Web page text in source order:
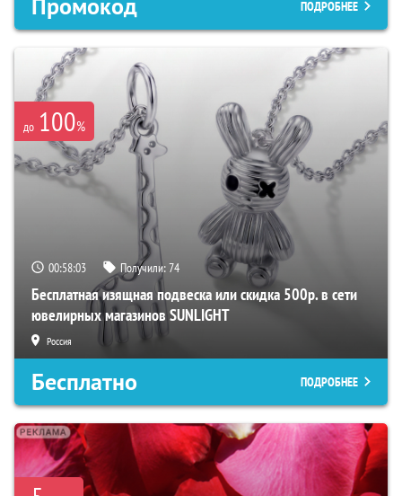
Промокод ПОДРОБНЕЕ
до 100%
00:58:02 Получили:74
Бесплатная изящная подвеска или скидка 500р. в сети
ювелирных магазинов SUNLIGHT
Россия
Бесплатно ПОДРОБНЕЕ